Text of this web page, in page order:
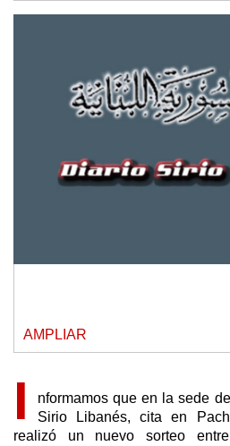
AMPLIAR
I
nformamos que en la sede
Sirio Libanés, cita en
realizó un nuevo sorteo